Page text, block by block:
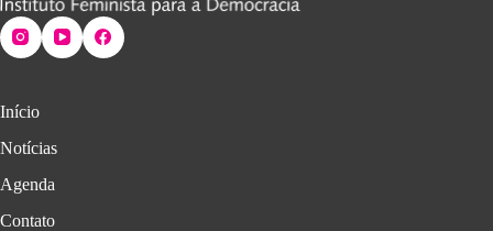
Início
Notícias
Agenda
Contato